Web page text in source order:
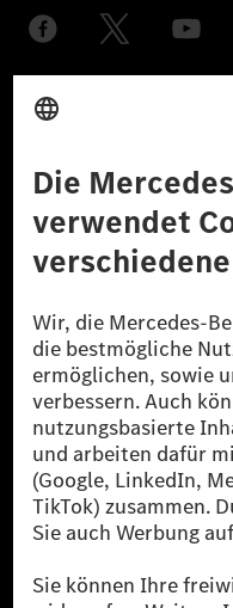
© 2026 Mercedes-Benz Group
reduzierte CO₂-Emissionen
zertifizierte
[2] Renewable Charging ist
Public in Europa, den USA,
Ladestation noch kein Strom
verwendet Renewable
sicher, dass für Ladevorgänge
Strommenge aus
Sie stammen ausschließlich
als sechs Jahre sind.
* Inkl. EKOenergy Ökolabel
* Die angegebenen Werte
Messverfahren WLTP